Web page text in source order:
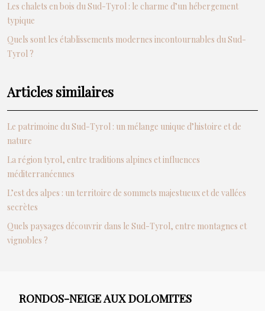
Les chalets en bois du Sud-Tyrol : le charme d’un hébergement
typique
Quels sont les établissements modernes incontournables du Sud-
Tyrol ?
Articles similaires
Le patrimoine du Sud-Tyrol : un mélange unique d’histoire et de
nature
La région tyrol, entre traditions alpines et influences
méditerranéennes
L’est des alpes : un territoire de sommets majestueux et de vallées
secrètes
Quels paysages découvrir dans le Sud-Tyrol, entre montagnes et
vignobles ?
RONDOS-NEIGE AUX DOLOMITES